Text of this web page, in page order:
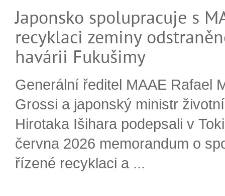
Japonsko spolupracuje s
recyklaci zeminy
havárii Fukušimy
Generální ředitel MAAE Rafael
Grossi a japonský ministr
Hirotaka Išihara podepsali v
června 2026 memorandum o
řízené recyklaci a ...